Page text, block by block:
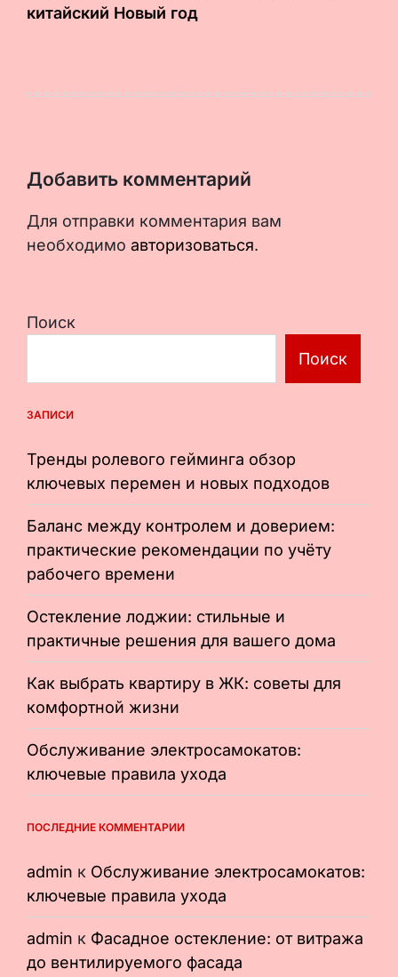
китайский Новый год
Добавить комментарий
Для отправки комментария вам
необходимо авторизоваться.
Поиск
Поиск
ЗАПИСИ
Тренды ролевого гейминга обзор
ключевых перемен и новых подходов
Баланс между контролем и доверием:
практические рекомендации по учёту
рабочего времени
Остекление лоджии: стильные и
практичные решения для вашего дома
Как выбрать квартиру в ЖК: советы для
комфортной жизни
Обслуживание электросамокатов:
ключевые правила ухода
ПОСЛЕДНИЕ КОММЕНТАРИИ
admin к Обслуживание электросамокатов:
ключевые правила ухода
admin к Фасадное остекление: от витража
до вентилируемого фасада